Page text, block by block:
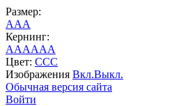
Размер:
AAA
Кернинг:
AAAAAA
Цвет: CCC
Изображения Вкл.Выкл.
Обычная версия сайта
Войти